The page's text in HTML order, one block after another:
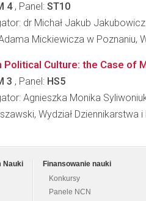
4, Panel: ST10
dr Michał Jakub Jakubowicz
Mickiewicza w Poznaniu,
Political Culture: the Case of
3 , Panel: HS5
Agnieszka Monika
Wydział Dziennikarstwa
Nauki
Finansowanie nauki
Konkursy
Panele NCN